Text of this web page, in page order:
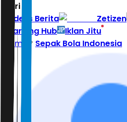
Hari ini
Indeks Berita
Zetizen
Learning Hub
Iklan Jitu
Home
Sepak Bola Indonesia